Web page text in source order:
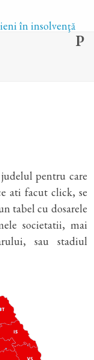
P
pentru care
ati facut click, se
tabel cu dosarele
societatii, mai
sau stadiul